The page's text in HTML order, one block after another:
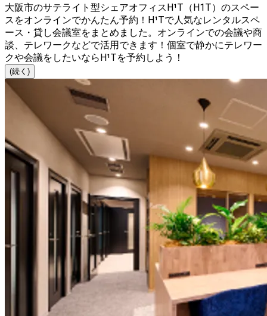
大阪市のサテライト型シェアオフィスH¹T（H1T）のスペー
スをオンラインでかんたん予約！H¹Tで人気なレンタルスペ
ース・貸し会議室をまとめました。オンラインでの会議や商
談、テレワークなどで活用できます！個室で静かにテレワー
クや会議をしたいならH¹Tを予約しよう！
(続く)